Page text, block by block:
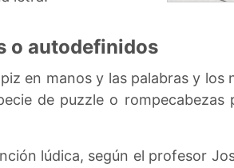
o autodefinidos
en manos y las palabras y
de puzzle o
lúdica, según el profesor